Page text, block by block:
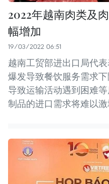
2022年越南肉类及
幅增加
19/03/2022 06:51
越南工贸部进出口局代
爆发导致餐饮服务需求
导致运输活动遇到困难
制品的进口需求将难以激